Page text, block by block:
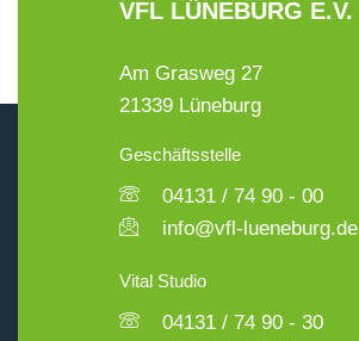
VFL LÜNEBURG E.V.
Am Grasweg 27
21339 Lüneburg
Geschäftsstelle
04131 / 74 90 - 00
info@vfl-lueneburg.de
Vital Studio
04131 / 74 90 - 30